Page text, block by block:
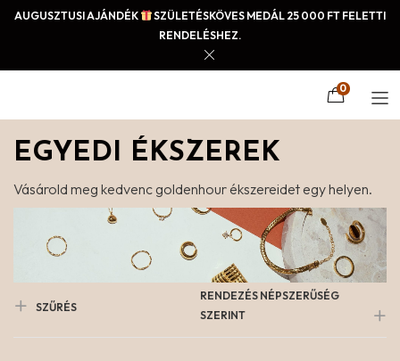
AUGUSZTUSI AJÁNDÉK
SZÜLETÉSKÖVES MEDÁL 25 000 FT FELETTI
RENDELÉSHEZ.
0
EGYEDI ÉKSZEREK
Vásárold meg kedvenc goldenhour ékszereidet egy helyen.
SZŰRÉS
RENDEZÉS NÉPSZERŰSÉG
SZERINT